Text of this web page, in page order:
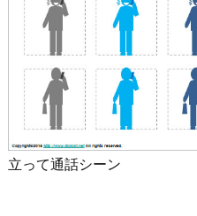
立って通話シーン